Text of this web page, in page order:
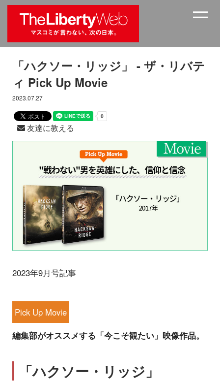
「ハクソー・リッジ」 - ザ・リバテ
ィ Pick Up Movie
2023.07.27
友達に教える
2023年9月号記事
Pick Up Movie
編集部がオススメする「今こそ観たい」映像作品。
「ハクソー・リッジ」